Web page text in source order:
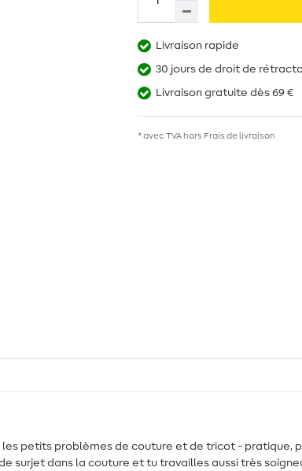
Livraison rapide
30 jours de droit de
Livraison gratuite dès 69 €
* avec TVA hors Frais de livraison
petits problèmes de couture et de tricot - pratique,
surjet dans la couture et tu travailles aussi très